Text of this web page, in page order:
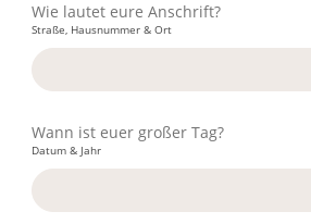
Wie lautet eure Anschrift?
Straße, Hausnummer & Ort
Wann ist euer großer Tag?
Datum & Jahr